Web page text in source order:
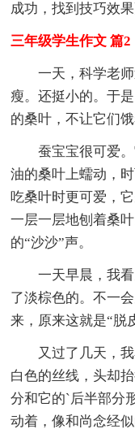
成功，找到技巧效
三年级学生作文 篇2
一天，科学老
瘦。还挺小的。于
的桑叶，不让它们饿
蚕宝宝很可爱
油的桑叶上蠕动，
吃桑叶时更可爱，
一层一层地刨着桑
的“沙沙”声。
一天早晨，我
了淡棕色的。不一
来，原来这就是“脱
又过了几天，
白色的丝线，头却
分和它的`后半部分
动着，像和尚念经